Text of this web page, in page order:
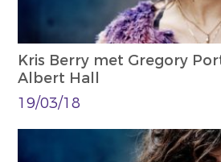
Kris Berry met Gregory
Albert Hall
19/03/18